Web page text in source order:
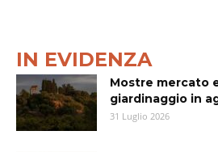
IN EVIDENZA
Mostre mercato
giardinaggio in
31 Luglio 2026